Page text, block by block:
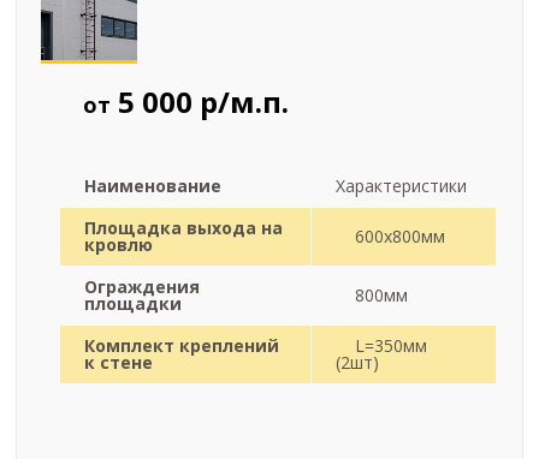
от 5 000 р/м.п.
Наименование
Характеристики
Площадка выхода на
кровлю 600х800мм
Ограждения
площадки 800мм
Комплект креплений
к стене
L=350мм
(2шт)